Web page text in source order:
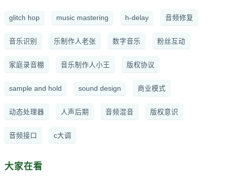
glitch hop music mastering h-delay 音频修复
音乐识别 乐制作人老张 数字音乐 粉丝互动
家庭录音棚 音乐制作人小王 版权协议
sample and hold sound design 商业模式
动态处理器 人声后期 音频混音 版权意识
音频接口 c大调
大家在看